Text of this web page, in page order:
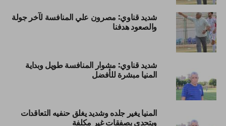
شديد قناوي: مصرون علي المنافسة لآخر جولة
والصعود هدفنا
شديد قناوي: مشوار المنافسة طويل وبداية
المنيا مبشرة للأفضل
المنيا يغير جلده وشديد يغلق حنفيه التعاقدات
ويتحدي بصفقات غير مكلفة